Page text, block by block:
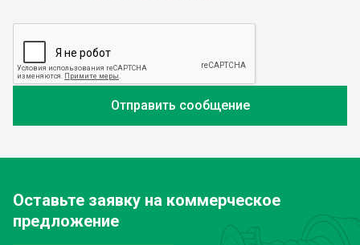
Оставьте заявку на коммерческое
предложение